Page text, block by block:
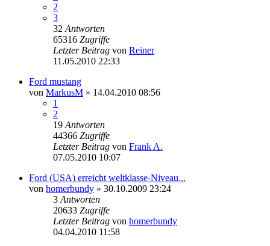
2
3
32 Antworten
65316 Zugriffe
Letzter Beitrag von Reiner
11.05.2010 22:33
Ford mustang
von MarkusM » 14.04.2010 08:56
1
2
19 Antworten
44366 Zugriffe
Letzter Beitrag von Frank A.
07.05.2010 10:07
Ford (USA) erreicht weltklasse-Niveau...
von homerbundy » 30.10.2009 23:24
3 Antworten
20633 Zugriffe
Letzter Beitrag von homerbundy
04.04.2010 11:58